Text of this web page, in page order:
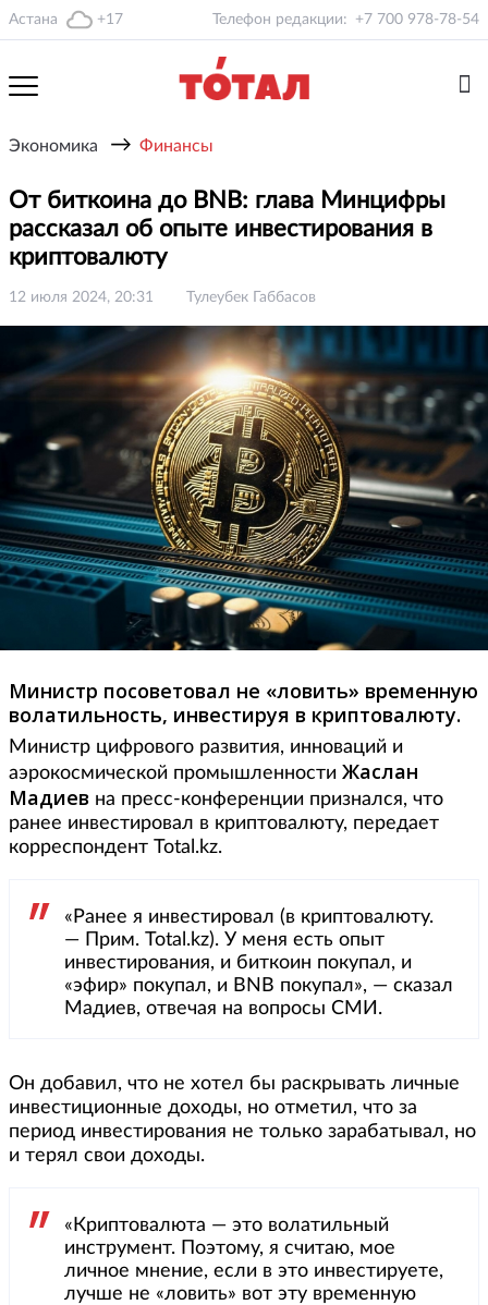
Астана +17 Телефон редакции: +7 700 978-78-54
Экономика → Финансы
От биткоина до BNB: глава Минцифры
рассказал об опыте инвестирования в
криптовалюту
12 июля 2024, 20:31 Тулеубек Габбасов
Министр посоветовал не «ловить» временную
волатильность, инвестируя в криптовалюту.
Министр цифрового развития, инноваций и
аэрокосмической промышленности Жаслан
Мадиев на пресс-конференции признался, что
ранее инвестировал в криптовалюту, передает
корреспондент Total.kz.
«Ранее я инвестировал (в криптовалюту.
— Прим. Total.kz). У меня есть опыт
инвестирования, и биткоин покупал, и
«эфир» покупал, и BNB покупал», — сказал
Мадиев, отвечая на вопросы СМИ.
Он добавил, что не хотел бы раскрывать личные
инвестиционные доходы, но отметил, что за
период инвестирования не только зарабатывал, но
и терял свои доходы.
«Криптовалюта — это волатильный
инструмент. Поэтому, я считаю, мое
личное мнение, если в это инвестируете,
лучше не «ловить» вот эту временную